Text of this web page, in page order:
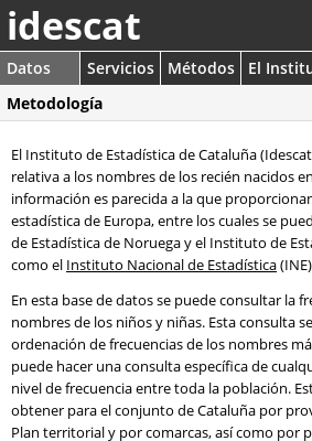
idescat
Datos Servicios Métodos
El
Metodología
El Instituto de Estadística de Cataluña
relativa a los nombres de los recién nacidos
información es parecida a la que
estadística de Europa, entre los cuales se
de Estadística de Noruega y el Instituto de
como el Instituto Nacional de Estadística
En esta base de datos se puede consultar la
nombres de los niños y niñas. Esta consulta
ordenación de frecuencias de los nombres
puede hacer una consulta específica de
nivel de frecuencia entre toda la población.
obtener para el conjunto de Cataluña por
Plan territorial y por comarcas, así como por